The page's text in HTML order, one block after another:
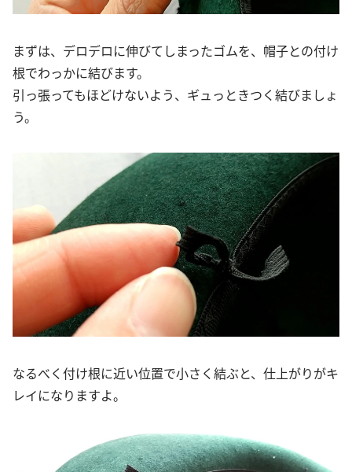
まずは、デロデロに伸びてしまったゴムを、帽子との付け
根でわっかに結びます。
引っ張ってもほどけないよう、ギュっときつく結びましょ
う。
なるべく付け根に近い位置で小さく結ぶと、仕上がりがキ
レイになりますよ。